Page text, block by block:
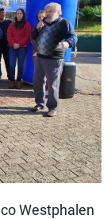
Westphalen